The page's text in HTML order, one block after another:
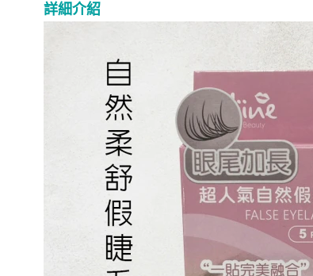
詳細介紹